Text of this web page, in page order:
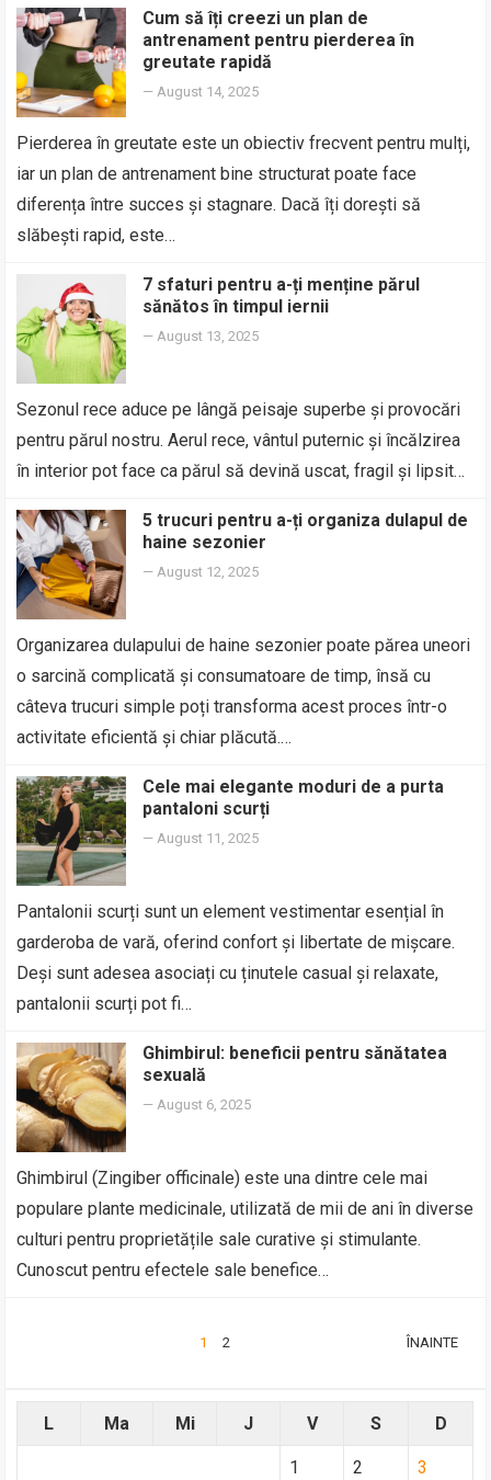
Cum să îți creezi un plan de
antrenament pentru pierderea în
greutate rapidă
—August 14, 2025
Pierderea în greutate este un obiectiv frecvent pentru mulți,
iar un plan de antrenament bine structurat poate face
diferența între succes și stagnare. Dacă îți dorești să
slăbești rapid, este…
7 sfaturi pentru a-ți menține părul
sănătos în timpul iernii
—August 13, 2025
Sezonul rece aduce pe lângă peisaje superbe și provocări
pentru părul nostru. Aerul rece, vântul puternic și încălzirea
în interior pot face ca părul să devină uscat, fragil și lipsit…
5 trucuri pentru a-ți organiza dulapul de
haine sezonier
—August 12, 2025
Organizarea dulapului de haine sezonier poate părea uneori
o sarcină complicată și consumatoare de timp, însă cu
câteva trucuri simple poți transforma acest proces într-o
activitate eficientă și chiar plăcută.…
Cele mai elegante moduri de a purta
pantaloni scurți
—August 11, 2025
Pantalonii scurți sunt un element vestimentar esențial în
garderoba de vară, oferind confort și libertate de mișcare.
Deși sunt adesea asociați cu ținutele casual și relaxate,
pantalonii scurți pot fi…
Ghimbirul: beneficii pentru sănătatea
sexuală
—August 6, 2025
Ghimbirul (Zingiber officinale) este una dintre cele mai
populare plante medicinale, utilizată de mii de ani în diverse
culturi pentru proprietățile sale curative și stimulante.
Cunoscut pentru efectele sale benefice…
1 2 ÎNAINTE
L Ma Mi J V S D
1 2 3